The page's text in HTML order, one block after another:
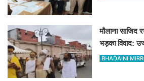
मौलाना साजिद
भड़का विवाद:
कांवड़ियों ने
BHADAINI